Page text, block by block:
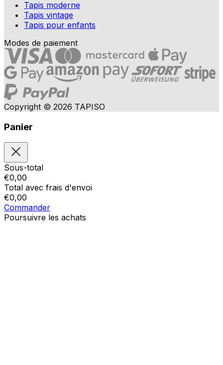
Tapis moderne
Tapis vintage
Tapis pour enfants
Modes de paiement
Copyright © 2026 TAPISO
Panier
Sous-total
€0,00
Total avec frais d'envoi
€0,00
Commander
Poursuivre les achats